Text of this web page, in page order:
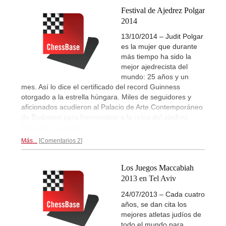
Festival de Ajedrez Polgar
2014
13/10/2014 – Judit Polgar
es la mujer que durante
más tiempo ha sido la
mejor ajedrecista del
mundo: 25 años y un
mes. Así lo dice el certificado del record Guinness
otorgado a la estrella húngara. Miles de seguidores y
aficionados acudieron al Palacio de Arte Contemporáneo
de Budapest para homenajear a la reina del ajedrez.
Más... Comentarios 2
Los Juegos Maccabiah
2013 en Tel Aviv
24/07/2013 – Cada cuatro
años, se dan cita los
mejores atletas judíos de
todo el mundo para